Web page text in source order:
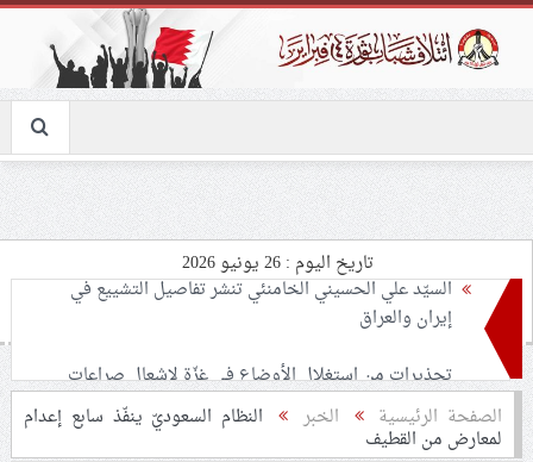
تاريخ اليوم : 26 يونيو 2026
تحذيرات من استغلال الأوضاع في غزّة لإشعال صراعات
ملفّ إنسانيّ مؤلم.. الأسيرات الفلسطينيّات بين القمع
والإهمال الطبي
الصفحة الرئيسية الخبر النظام السعوديّ ينفّذ سابع إعدام
لمعارض من القطيف